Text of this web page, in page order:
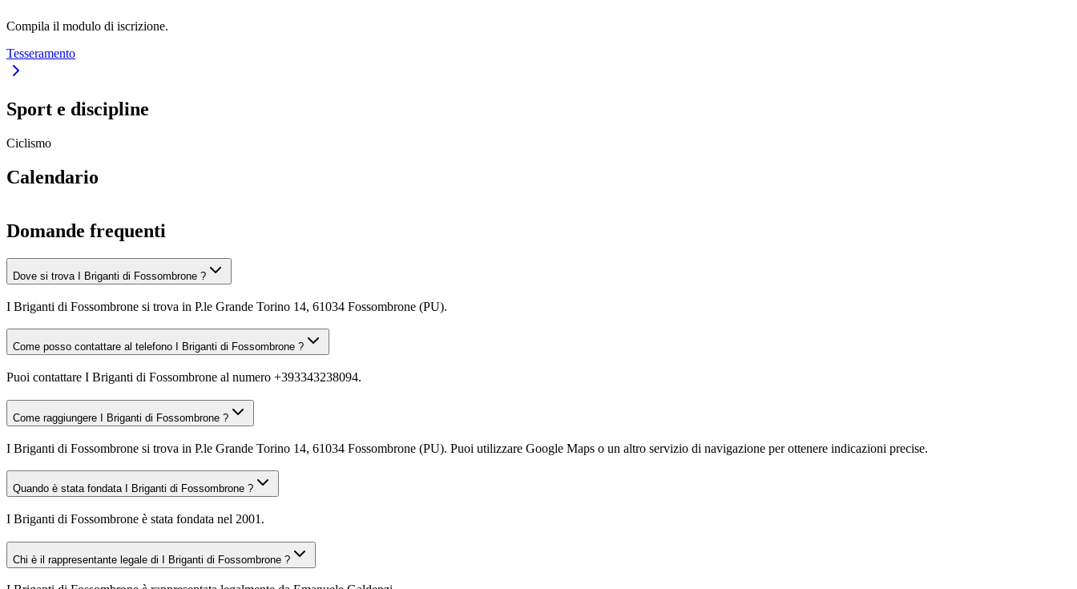
Compila il modulo di iscrizione.
Tesseramento
Sport e discipline
Ciclismo
Calendario
Domande frequenti
Dove si trova I Briganti di Fossombrone ?
I Briganti di Fossombrone si trova in P.le Grande Torino 14, 61034 Fossombrone (PU).
Come posso contattare al telefono I Briganti di Fossombrone ?
Puoi contattare I Briganti di Fossombrone al numero +393343238094.
Come raggiungere I Briganti di Fossombrone ?
I Briganti di Fossombrone si trova in P.le Grande Torino 14, 61034 Fossombrone (PU). Puoi utilizzare Google Maps o un altro servizio di navigazione per ottenere indicazioni precise.
Quando è stata fondata I Briganti di Fossombrone ?
I Briganti di Fossombrone è stata fondata nel 2001.
Chi è il rappresentante legale di I Briganti di Fossombrone ?